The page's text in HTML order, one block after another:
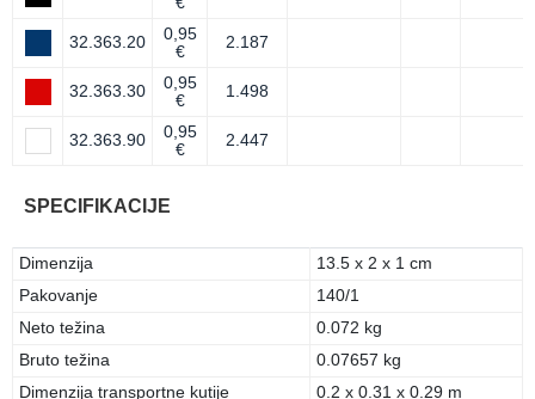
32.363.20
0,95
€
2.187
32.363.30
0,95
€
1.498
32.363.90
0,95
€
2.447
SPECIFIKACIJE
Dimenzija
13.5 x 2 x 1 cm
Pakovanje
140/1
Neto težina
0.072 kg
Bruto težina
0.07657 kg
Dimenzija transportne kutije
0.2 x 0.31 x 0.29 m